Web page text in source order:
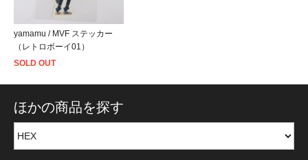
yamamu / MVF ステッカー
（レトロボーイ01）
SOLD OUT
ほかの商品を探す